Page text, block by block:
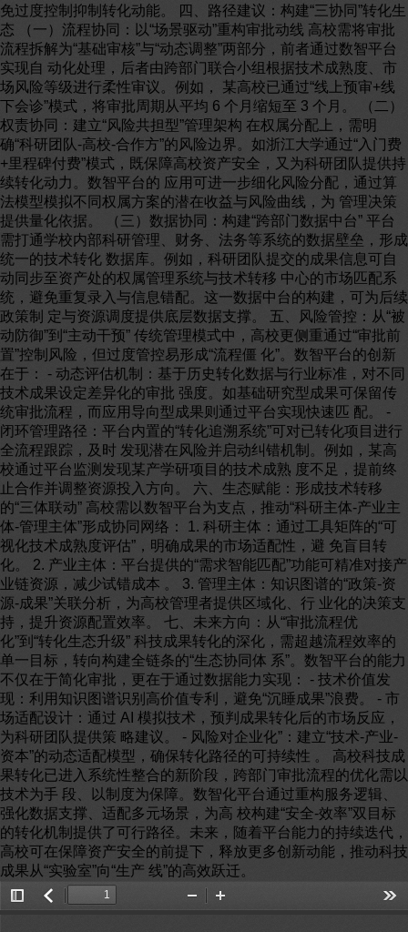
免过度控制抑制转化动能。 四、路径建议：构建“三协同”转化生
态 （一）流程协同：以“场景驱动”重构审批动线 高校需将审批
流程拆解为“基础审核”与“动态调整”两部分，前者通过数智平台
实现自 动化处理，后者由跨部门联合小组根据技术成熟度、市
场风险等级进行柔性审议。例如， 某高校已通过“线上预审+线
下会诊”模式，将审批周期从平均 6 个月缩短至 3 个月。 （二）
权责协同：建立“风险共担型”管理架构 在权属分配上，需明
确“科研团队-高校-合作方”的风险边界。如浙江大学通过“入门费
+里程碑付费”模式，既保障高校资产安全，又为科研团队提供持
续转化动力。数智平台的 应用可进一步细化风险分配，通过算
法模型模拟不同权属方案的潜在收益与风险曲线，为 管理决策
提供量化依据。 （三）数据协同：构建“跨部门数据中台” 平台
需打通学校内部科研管理、财务、法务等系统的数据壁垒，形成
统一的技术转化 数据库。例如，科研团队提交的成果信息可自
动同步至资产处的权属管理系统与技术转移 中心的市场匹配系
统，避免重复录入与信息错配。这一数据中台的构建，可为后续
政策制 定与资源调度提供底层数据支撑。 五、风险管控：从“被
动防御”到“主动干预” 传统管理模式中，高校更侧重通过“审批前
置”控制风险，但过度管控易形成“流程僵 化”。数智平台的创新
在于： - 动态评估机制：基于历史转化数据与行业标准，对不同
技术成果设定差异化的审批 强度。如基础研究型成果可保留传
统审批流程，而应用导向型成果则通过平台实现快速匹 配。 -
闭环管理路径：平台内置的“转化追溯系统”可对已转化项目进行
全流程跟踪，及时 发现潜在风险并启动纠错机制。例如，某高
校通过平台监测发现某产学研项目的技术成熟 度不足，提前终
止合作并调整资源投入方向。 六、生态赋能：形成技术转移
的“三体联动” 高校需以数智平台为支点，推动“科研主体-产业主
体-管理主体”形成协同网络： 1. 科研主体：通过工具矩阵的“可
视化技术成熟度评估”，明确成果的市场适配性，避 免盲目转
化。 2. 产业主体：平台提供的“需求智能匹配”功能可精准对接产
业链资源，减少试错成本 。 3. 管理主体：知识图谱的“政策-资
源-成果”关联分析，为高校管理者提供区域化、行 业化的决策支
持，提升资源配置效率。 七、未来方向：从“审批流程优
化”到“转化生态升级” 科技成果转化的深化，需超越流程效率的
单一目标，转向构建全链条的“生态协同体 系”。数智平台的能力
不仅在于简化审批，更在于通过数据能力实现： - 技术价值发
现：利用知识图谱识别高价值专利，避免“沉睡成果”浪费。 - 市
场适配设计：通过 AI 模拟技术，预判成果转化后的市场反应，
为科研团队提供策 略建议。 - 风险对企业化”：建立“技术-产业-
资本”的动态适配模型，确保转化路径的可持续性 。 高校科技成
果转化已进入系统性整合的新阶段，跨部门审批流程的优化需以
技术为手 段、以制度为保障。数智化平台通过重构服务逻辑、
强化数据支撑、适配多元场景，为高 校构建“安全-效率”双目标
的转化机制提供了可行路径。未来，随着平台能力的持续迭代，
高校可在保障资产安全的前提下，释放更多创新动能，推动科技
成果从“实验室”向“生产 线”的高效跃迁。
Toggle返
Zoom